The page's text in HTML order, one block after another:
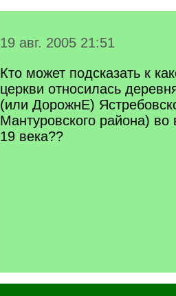
19 авг. 2005 21:51
Кто может подсказать к
церкви относилась
(или ДорожнЕ)
Мантуровского района) во
19 века??